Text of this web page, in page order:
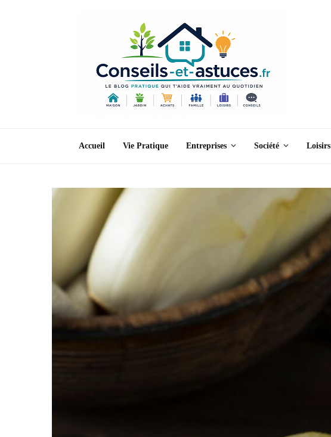
Accueil Vie Pratique Entreprises Société Loisirs